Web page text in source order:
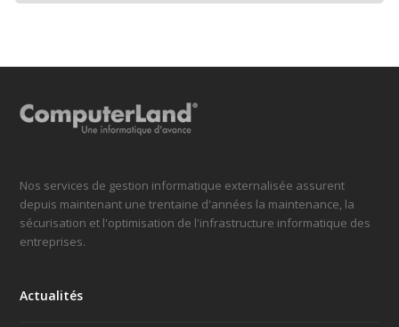
Nos services de gestion informatique externalisée assurent
depuis maintenant une trentaine d'années la maintenance, la
sécurisation et l'optimisation de l'infrastructure informatique des
entreprises.
Actualités